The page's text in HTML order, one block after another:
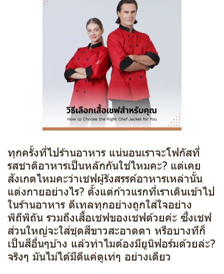
ทุกครั้งที่ไปร้านอาหาร แน่นอนเราจะโฟกัสที่
รสชาติอาหารเป็นหลักกันใช่ไหมคะ? แต่เคย
สังเกตไหมคะว่าเชฟผู้รังสรรค์อาหารเหล่านั้น
แต่งกายอย่างไร? ตั้งแต่ก้าวแรกที่เราเดินเข้าไป
ในร้านอาหาร ดีเทลทุกอย่างถูกใส่ใจอย่าง
พิถีพิถัน รวมถึงเสื้อเชฟของเชฟด้วยค่ะ ซึ่งเชฟ
ส่วนใหญ่จะใส่ชุดสีขาวสะอาดตา หรือบางทีก็
เป็นสีอื่นๆบ้าง แล้วทำไมต้องมียูนิฟอร์มด้วยล่ะ?
จริงๆ มันไม่ได้มีดีแค่ดูเท่ๆ อย่างเดียว